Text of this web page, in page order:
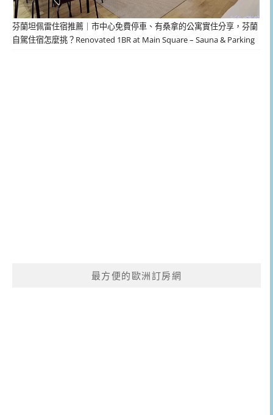
芬蘭坦佩雷住宿推薦｜市中心免費停車、有桑拿的公寓實住分享，芬蘭
自駕住宿怎麼挑？Renovated 1BR at Main Square – Sauna & Parking
最方便的歐洲訂房網